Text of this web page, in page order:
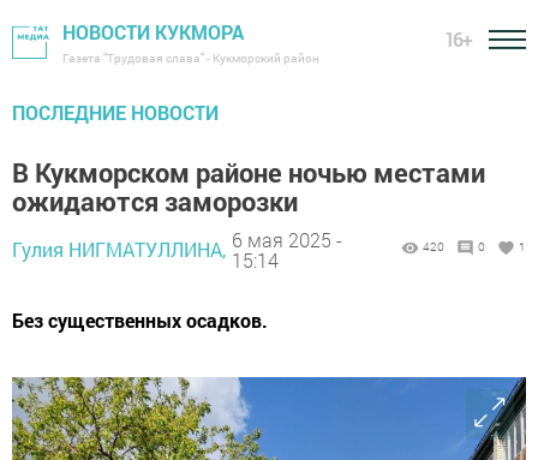
НОВОСТИ КУКМОРА
Газета "Трудовая слава" - Кукморский район
16+
ПОСЛЕДНИЕ НОВОСТИ
В Кукморском районе ночью местами
ожидаются заморозки
Гулия НИГМАТУЛЛИНА, 6 мая 2025 -
15:14
420 0 1
Без существенных осадков.